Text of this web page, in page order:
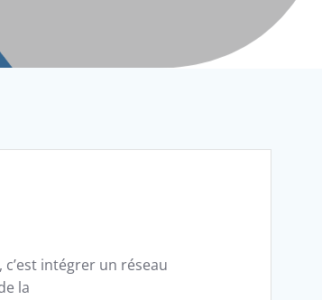
intégrer un réseau
la